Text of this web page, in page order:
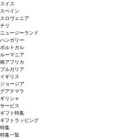
スイス
スペイン
スロヴェニア
チリ
ニュージーランド
ハンガリー
ポルトガル
ルーマニア
南アフリカ
ブルガリア
イギリス
ジョージア
グアテマラ
ギリシャ
サービス
ギフト特集
ギフトラッピング
特集
特集一覧